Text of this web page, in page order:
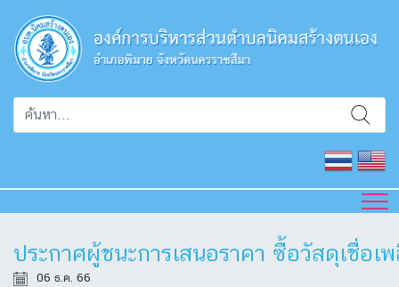
ประกาศผู้ชนะการเสนอราคา ซื้อวัสดุเชื่
06 ธ.ค. 66